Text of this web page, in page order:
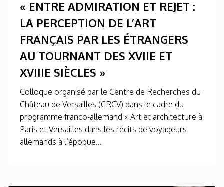
« ENTRE ADMIRATION ET REJET :
LA PERCEPTION DE L’ART
FRANÇAIS PAR LES ÉTRANGERS
AU TOURNANT DES XVIIE ET
XVIIIE SIÈCLES »
Colloque organisé par le Centre de Recherches du
Château de Versailles (CRCV) dans le cadre du
programme franco-allemand « Art et architecture à
Paris et Versailles dans les récits de voyageurs
allemands à l’époque...